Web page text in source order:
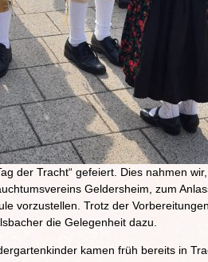
der Tracht“ gefeiert. Dies nahmen
Geldersheim, zum
vorzustellen. Trotz der
die Gelegenheit dazu.
kamen früh bereits in